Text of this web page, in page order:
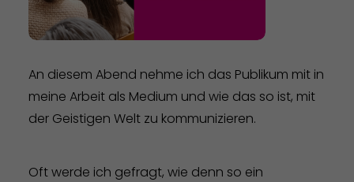
An diesem Abend nehme ich das Publikum mit in
meine Arbeit als Medium und wie das so ist, mit
der Geistigen Welt zu kommunizieren.
Oft werde ich gefragt, wie denn so ein